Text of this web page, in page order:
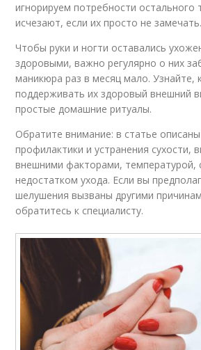
игнорируем потребности
исчезают, если их просто не замечать.
Чтобы руки и ногти оставались
здоровыми, важно регулярно о них
маникюра раз в месяц мало. Узнайте,
поддерживать их здоровый внешний
простые домашние ритуалы.
Обратите внимание: в статье
профилактики и устранения сухости,
внешними факторами, температурой,
недостатком ухода. Если вы
шелушения вызваны другими
обратитесь к специалисту.